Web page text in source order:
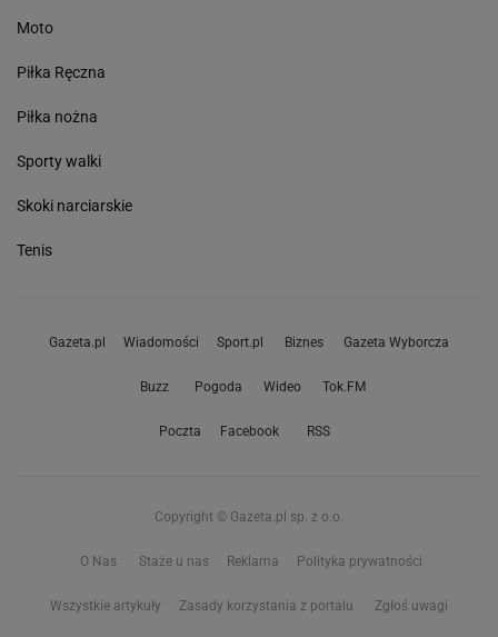
Moto
Piłka Ręczna
Piłka nożna
Sporty walki
Skoki narciarskie
Tenis
Gazeta.pl Wiadomości Sport.pl Biznes Gazeta Wyborcza
Buzz Pogoda Wideo Tok.FM
Poczta Facebook RSS
Copyright © Gazeta.pl sp. z o.o.
O Nas Staże u nas Reklama Polityka prywatności
Wszystkie artykuły Zasady korzystania z portalu Zgłoś uwagi